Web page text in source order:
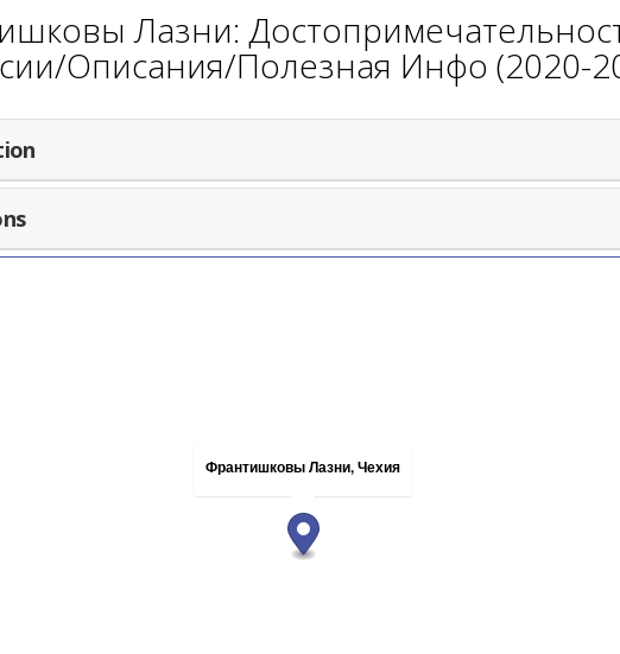
Лазни:
Описания/Полезная Инфо (2020-
Франтишковы Лазни, Чехия